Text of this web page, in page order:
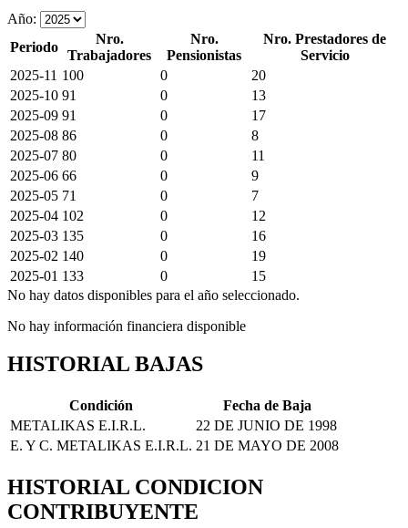
Año:
Periodo
Nro.
Trabajadores
Nro.
Pensionistas
Nro. Prestadores de
Servicio
2025-11 100 0
20
2025-10 91 0
13
2025-09 91 0
17
2025-08 86 0
8
2025-07 80 0
11
2025-06 66 0
9
2025-05 71 0
7
2025-04 102 0
12
2025-03 135 0
16
2025-02 140 0
19
2025-01 133 0
15
No hay datos disponibles para el año seleccionado.
No hay información financiera disponible
HISTORIAL BAJAS
Condición
Fecha de Baja
METALIKAS E.I.R.L.
22 DE JUNIO DE 1998
E. Y C. METALIKAS E.I.R.L. 21 DE MAYO DE 2008
HISTORIAL CONDICION
CONTRIBUYENTE